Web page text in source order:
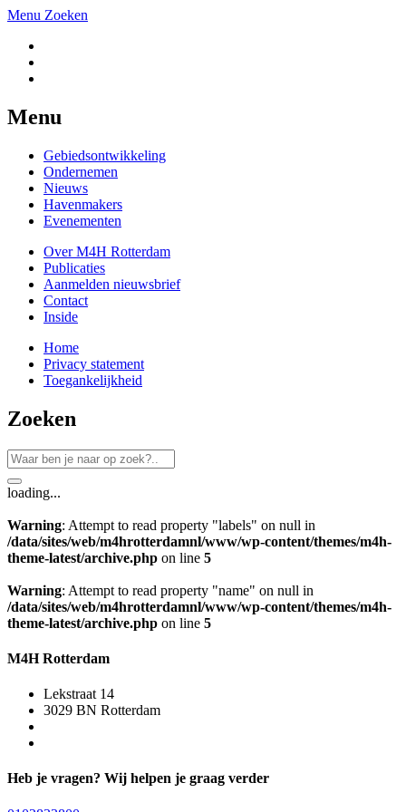
Menu Zoeken
Menu
Gebiedsontwikkeling
Ondernemen
Nieuws
Havenmakers
Evenementen
Over M4H Rotterdam
Publicaties
Aanmelden nieuwsbrief
Contact
Inside
Home
Privacy statement
Toegankelijkheid
Zoeken
loading...
Warning: Attempt to read property "labels" on null in
/data/sites/web/m4hrotterdamnl/www/wp-content/themes/m4h-
theme-latest/archive.php on line 5
Warning: Attempt to read property "name" on null in
/data/sites/web/m4hrotterdamnl/www/wp-content/themes/m4h-
theme-latest/archive.php on line 5
M4H Rotterdam
Lekstraat 14
3029 BN Rotterdam
Heb je vragen? Wij helpen je graag verder